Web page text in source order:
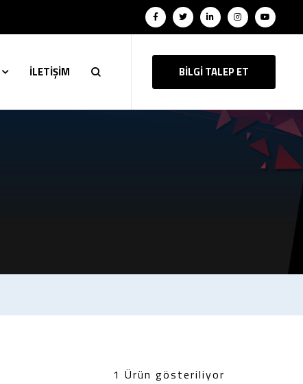
İLETİŞİM BİLGİ TALEP ET
1 Ürün gösteriliyor